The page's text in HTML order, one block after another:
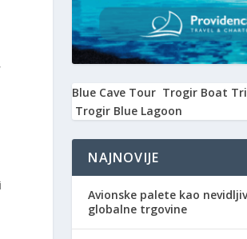
Blue Cave Tour Trogir Boat
Trogir Blue Lagoon
NAJNOVIJE
Avionske palete kao
globalne trgovine